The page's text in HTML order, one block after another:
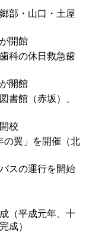
部・山口・土屋
開館
科の休日救急歯
開館
書館（赤坂）、
校
の翼」を開催（北
スの運行を開始
（平成元年、十
成）